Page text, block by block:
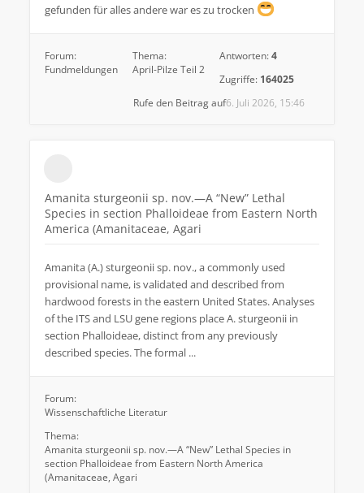
gefunden für alles andere war es zu trocken
Forum:
Fundmeldungen
Thema:
April-Pilze Teil 2
Antworten:4
Zugriffe: 164025
6. Juli 2026, 15:46
Rufe den Beitrag auf
Amanita sturgeonii sp. nov.—A “New” Lethal
Species in section Phalloideae from Eastern North
America (Amanitaceae, Agari
Amanita (A.) sturgeonii sp. nov., a commonly used
provisional name, is validated and described from
hardwood forests in the eastern United States. Analyses
of the ITS and LSU gene regions place A. sturgeonii in
section Phalloideae, distinct from any previously
described species. The formal ...
Forum:
Wissenschaftliche Literatur
Thema:
Amanita sturgeonii sp. nov.—A “New” Lethal Species in
section Phalloideae from Eastern North America
(Amanitaceae, Agari